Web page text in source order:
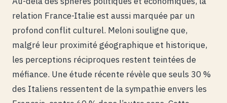
relation France-Italie est aussi marquée par un
profond conflit culturel. Meloni souligne que,
malgré leur proximité géographique et historique,
les perceptions réciproques restent teintées de
méfiance. Une étude récente révèle que seuls 30 %
des Italiens ressentent de la sympathie envers les